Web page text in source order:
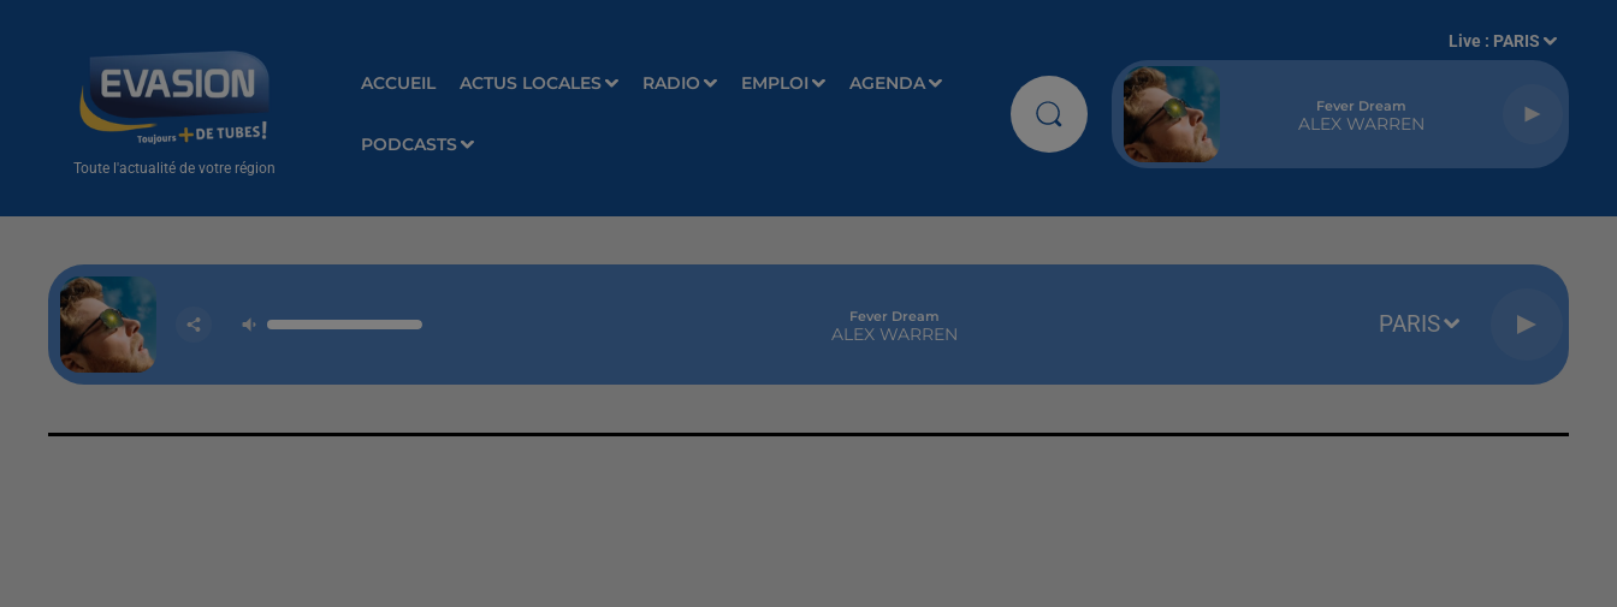
Toute l'actualité de votre région
ACCUEIL ACTUS LOCALES RADIO EMPLOI AGENDA
PODCASTS
Live : PARIS
Fever Dream
ALEX WARREN
Fever Dream
ALEX WARREN PARIS